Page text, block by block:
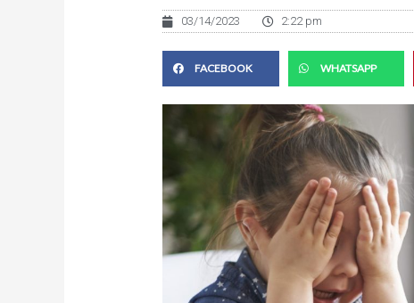
03/14/2023 2:22 pm
FACEBOOK WHATSAPP